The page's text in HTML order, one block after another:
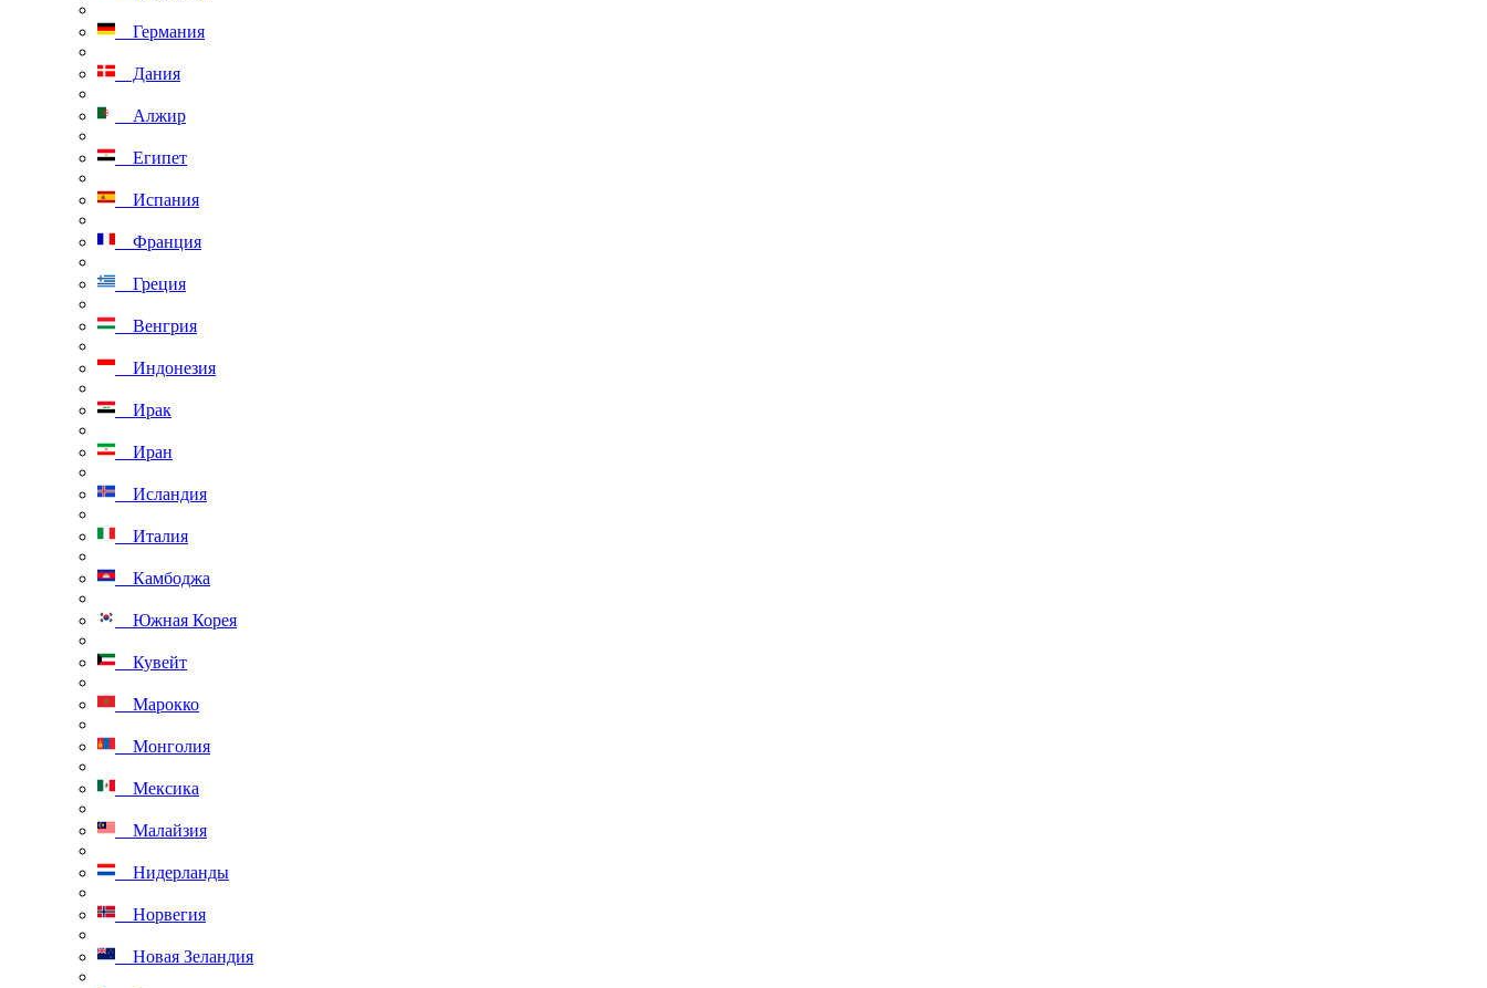
Германия
Дания
Алжир
Египет
Испания
Франция
Греция
Венгрия
Индонезия
Ирак
Иран
Исландия
Италия
Камбоджа
Южная Корея
Кувейт
Марокко
Монголия
Мексика
Малайзия
Нидерланды
Норвегия
Новая Зеландия